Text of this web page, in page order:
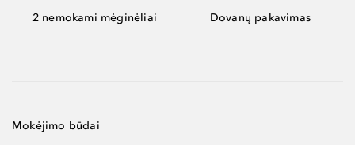
2 nemokami mėginėliai Dovanų pakavimas
Mokėjimo būdai